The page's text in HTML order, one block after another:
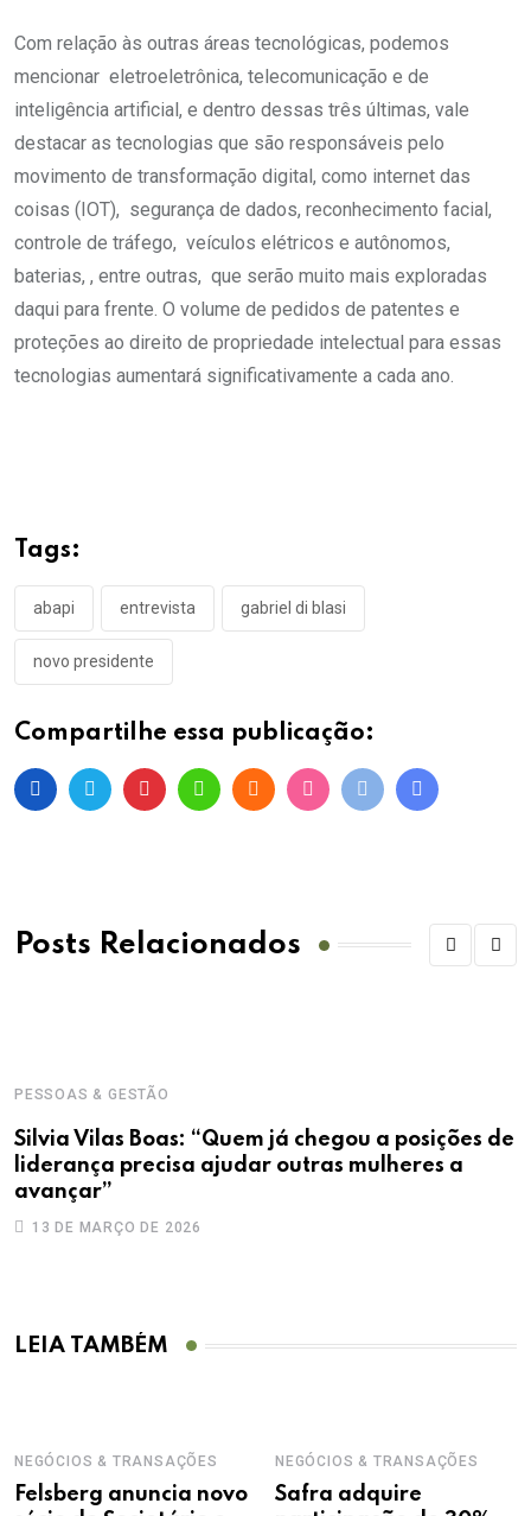
Com relação às outras áreas tecnológicas, podemos
mencionar eletroeletrônica, telecomunicação e de
inteligência artificial, e dentro dessas três últimas, vale
destacar as tecnologias que são responsáveis pelo
movimento de transformação digital, como internet das
coisas (IOT), segurança de dados, reconhecimento facial,
controle de tráfego, veículos elétricos e autônomos,
baterias, , entre outras, que serão muito mais exploradas
daqui para frente. O volume de pedidos de patentes e
proteções ao direito de propriedade intelectual para essas
tecnologias aumentará significativamente a cada ano.
Tags:
abapi entrevista gabriel di blasi
novo presidente
Compartilhe essa publicação:
Posts Relacionados
PESSOAS & GESTÃO
Silvia Vilas Boas: “Quem já chegou a posições de
liderança precisa ajudar outras mulheres a
avançar”
13 DE MARÇO DE 2026
LEIA TAMBÉM
NEGÓCIOS & TRANSAÇÕES
Felsberg anuncia novo
NEGÓCIOS & TRANSAÇÕES
Safra adquire